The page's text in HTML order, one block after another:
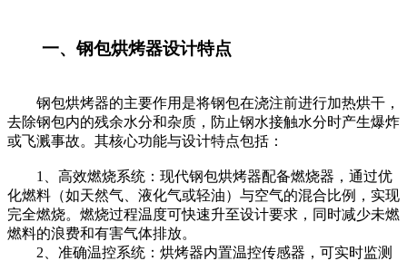
一、钢包烘烤器设计特点
钢包烘烤器的主要作用是将钢包在浇注前进行加热烘干，
去除钢包内的残余水分和杂质，防止钢水接触水分时产生爆炸
或飞溅事故。其核心功能与设计特点包括：
1、高效燃烧系统：现代钢包烘烤器配备燃烧器，通过优
化燃料（如天然气、液化气或轻油）与空气的混合比例，实现
完全燃烧。燃烧过程温度可快速升至设计要求，同时减少未燃
燃料的浪费和有害气体排放。
2、准确温控系统：烘烤器内置温控传感器，可实时监测